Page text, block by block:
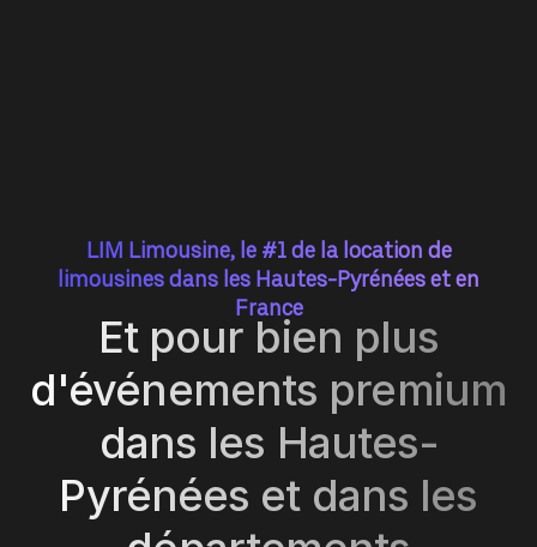
LIM Limousine, le #1 de la location de
limousines dans les Hautes-Pyrénées et en
France
Et pour bien plus
d'événements premium
dans les Hautes-
Pyrénées et dans les